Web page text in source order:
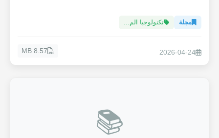
مجلة تكنولوجيا الم...
2026-04-24
8.57 MB
📚